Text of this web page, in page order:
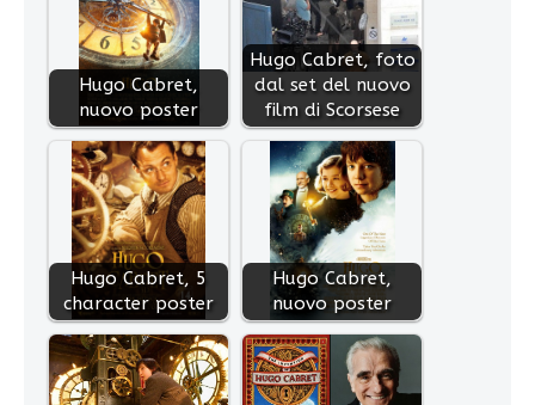
Hugo Cabret,
nuovo poster
Hugo Cabret, foto
dal set del nuovo
film di Scorsese
Hugo Cabret, 5
character poster
Hugo Cabret,
nuovo poster